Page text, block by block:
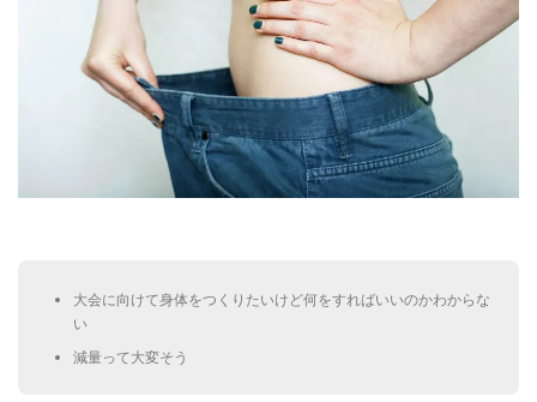
大会に向けて身体をつくりたいけど何をすればいいのかわからな
い
減量って大変そう